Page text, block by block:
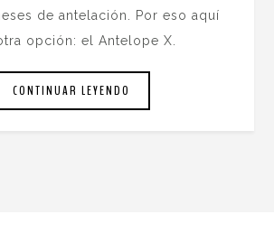
de antelación. Por eso aquí
opción: el Antelope X.
CONTINUAR LEYENDO